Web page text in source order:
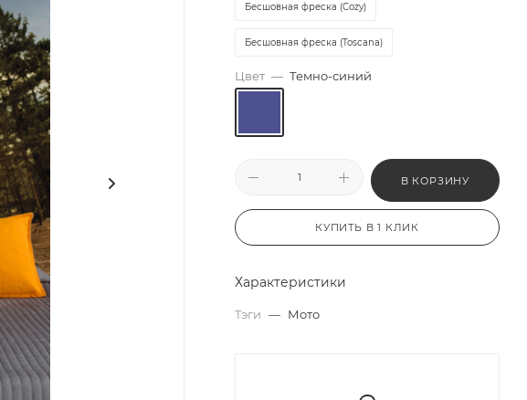
Бесшовная фреска (Cozy)
Бесшовная фреска (Toscana)
Цвет — Темно-синий
В КОРЗИНУ
КУПИТЬ В 1 КЛИК
Характеристики
Тэги — Мото